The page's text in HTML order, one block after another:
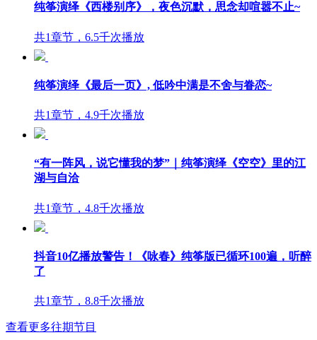
纯筝演绎《西楼别序》，夜色沉默，思念却喧嚣不止~
共1章节，6.5千次播放
纯筝演绎《最后一页》, 低吟中满是不舍与眷恋~
共1章节，4.9千次播放
“有一阵风，说它懂我的梦”｜纯筝演绎《空空》里的江
湖与自洽
共1章节，4.8千次播放
抖音10亿播放警告！《咏春》纯筝版已循环100遍，听醉
了
共1章节，8.8千次播放
查看更多往期节目